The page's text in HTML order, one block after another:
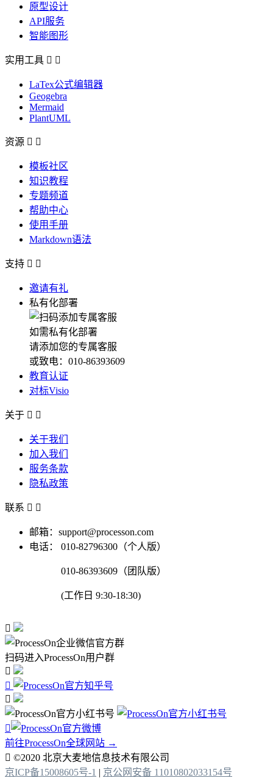
原型设计
API服务
智能图形
实用工具  
LaTex公式编辑器
Geogebra
Mermaid
PlantUML
资源  
模板社区
知识教程
专题频道
帮助中心
使用手册
Markdown语法
支持  
邀请有礼
私有化部署
如需私有化部署
请添加您的专属客服
或致电：010-86393609
教育认证
对标Visio
关于  
关于我们
加入我们
服务条款
隐私政策
联系  
邮箱：support@processon.com
电话：
010-82796300（个人版）
010-86393609（团队版）
(工作日 9:30-18:30)

扫码进入ProcessOn用户群




前往ProcessOn全球网站 →
 ©2020 北京大麦地信息技术有限公司
京ICP备15008605号-1 | 京公网安备 11010802033154号